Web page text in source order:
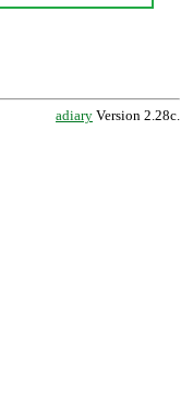
adiary Version 2.28c.